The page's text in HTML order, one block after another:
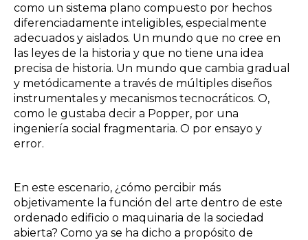
como un sistema plano compuesto por hechos
diferenciadamente inteligibles, especialmente
adecuados y aislados. Un mundo que no cree en
las leyes de la historia y que no tiene una idea
precisa de historia. Un mundo que cambia gradual
y metódicamente a través de múltiples diseños
instrumentales y mecanismos tecnocráticos. O,
como le gustaba decir a Popper, por una
ingeniería social fragmentaria. O por ensayo y
error.
En este escenario, ¿cómo percibir más
objetivamente la función del arte dentro de este
ordenado edificio o maquinaria de la sociedad
abierta? Como ya se ha dicho a propósito de